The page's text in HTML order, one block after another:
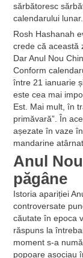
sărbătoresc
calendarului lunar.
Rosh Hashanah
crede că această
Dar Anul Nou
Conform
între 21 ianuarie
este cea mai
Est. Mai mult, în
primăvară”. În
așezate în vaze
mandarine
Anul
păgâne
Istoria apariției
controversate
căutate în epoca
răspuns la
moment s-a
popoare asociau